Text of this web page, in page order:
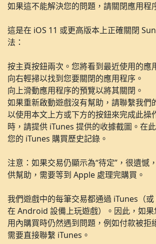
如果這不能解決您的問題，請關閉應用程
這是在 iOS 11 或更高版本上正確關閉
法：
按主頁按鈕兩次。您將看到最近使用的應
向右輕掃以找到您要關閉的應用程序。
向上滑動應用程序的預覽以將其關閉。
如果重新啟動遊戲沒有幫助，請聯繫我們
以使用本文上方或下方的按鈕來完成此操
時，請提供 iTunes 提供的收據截圖。在
您的 iTunes 購買歷史記錄。
注意：如果交易仍顯示為“待定”，很遺憾
供幫助，需要等到 Apple 處理完購買。
我們遊戲中的每筆交易都通過 iTunes（
在 Android 設備上玩遊戲）。因此，如
用內購買時仍然遇到問題，例如付款被拒
需要直接聯繫 iTunes。